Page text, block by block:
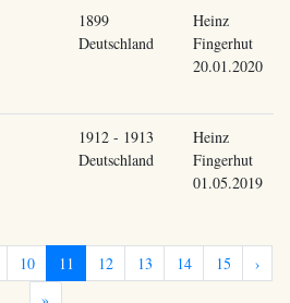
1899
Deutschland
Heinz
Fingerhut
20.01.2020
1912 - 1913
Deutschland
Heinz
Fingerhut
01.05.2019
10 11 12 13 14 15
›
»